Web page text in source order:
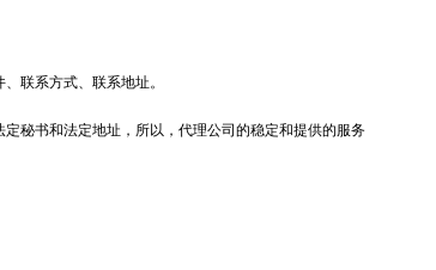
联系方式、联系地址。
秘书和法定地址，所以，代理公司的稳定和提供的服务